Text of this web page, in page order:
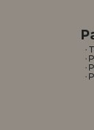
·
·
·
·